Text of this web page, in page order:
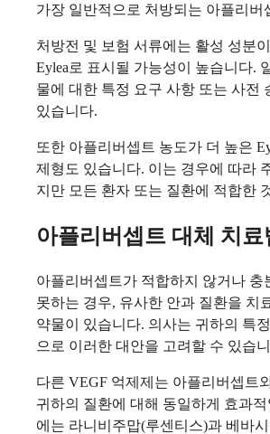
가장 일반적으로 처방되는 아플리버
처방전 및 보험 서류에는 활성 성분
Eylea로 표시될 가능성이 높습니다.
물에 대한 특정 요구 사항 또는 사전
있습니다.
또한 아플리버셉트 농도가 더 높은
제형도 있습니다. 이는 경우에 따라
지만 모든 환자 또는 질환에 적합한
아플리버셉트 대체 치료
아플리버셉트가 적합하지 않거나 충
못하는 경우, 유사한 안과 질환을 치
약물이 있습니다. 의사는 귀하의 특
으로 이러한 대안을 고려할 수 있습
다른 VEGF 억제제는 아플리버셉트
귀하의 질환에 대해 동일하게 효과적
에는 라니비주맙(루센티스)과 베바